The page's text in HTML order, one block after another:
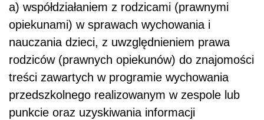
a) współdziałaniem z rodzicami (prawnymi
opiekunami) w sprawach wychowania i
nauczania dzieci, z uwzględnieniem prawa
rodziców (prawnych opiekunów) do znajomości
treści zawartych w programie wychowania
przedszkolnego realizowanym w zespole lub
punkcie oraz uzyskiwania informacji